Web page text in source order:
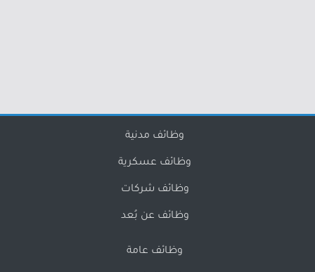
وظائف مدنية
وظائف عسكرية
وظائف شركات
وظائف عن بُعد
وظائف عامة